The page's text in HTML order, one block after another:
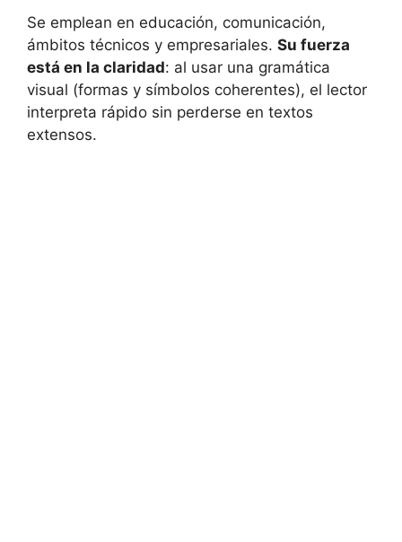
Se emplean en educación, comunicación,
ámbitos técnicos y empresariales. Su fuerza
está en la claridad: al usar una gramática
visual (formas y símbolos coherentes), el lector
interpreta rápido sin perderse en textos
extensos.